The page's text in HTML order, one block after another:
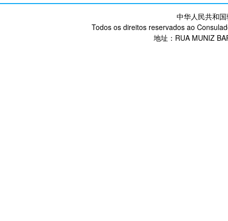
中华人民共和
Todos os direitos reservados ao
地址：RUA MUNIZ